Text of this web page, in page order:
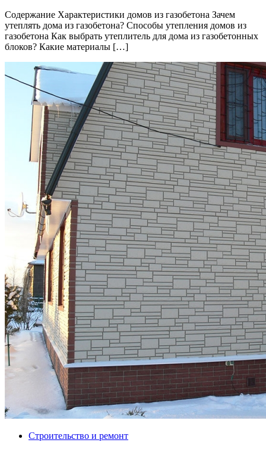
Содержание Характеристики домов из газобетона Зачем
утеплять дома из газобетона? Способы утепления домов из
газобетона Как выбрать утеплитель для дома из газобетонных
блоков? Какие материалы […]
Строительство и ремонт